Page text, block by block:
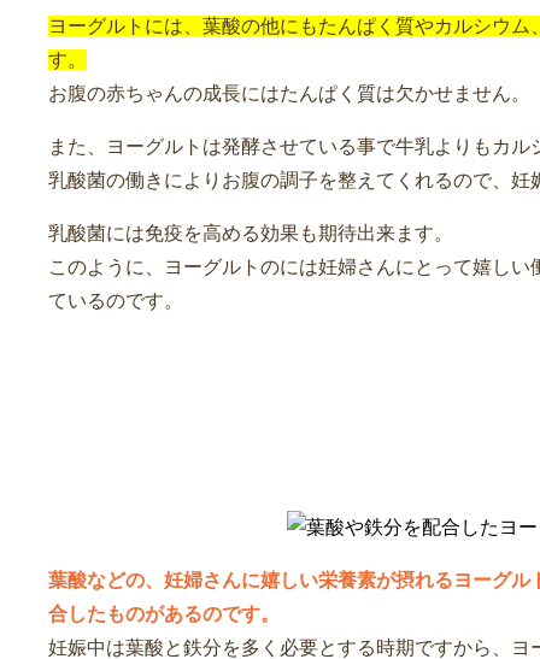
ヨーグルトには、葉酸の他にもたんぱく質やカルシウ
す。
お腹の赤ちゃんの成長にはたんぱく質は欠かせません。
また、ヨーグルトは発酵させている事で牛乳よりもカ
乳酸菌の働きによりお腹の調子を整えてくれるので、
乳酸菌には免疫を高める効果も期待出来ます。
このように、ヨーグルトのには妊婦さんにとって嬉し
ているのです。
葉酸などの、妊婦さんに嬉しい栄養素が摂れるヨーグ
合したものがあるのです。
妊娠中は葉酸と鉄分を多く必要とする時期ですから、